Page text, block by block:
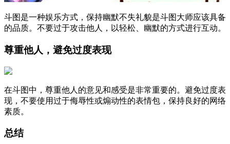
斗图是一种娱乐方式，保持幽默不失礼貌是斗图大师应该具备
的品质。不要过于攻击他人，以轻松、幽默的方式进行互动。
尊重他人，避免过度表现
在斗图中，尊重他人的意见和感受是非常重要的。避免过度表
现，不要使用过于侮辱性或煽动性的表情包，保持良好的网络
素质。
总结